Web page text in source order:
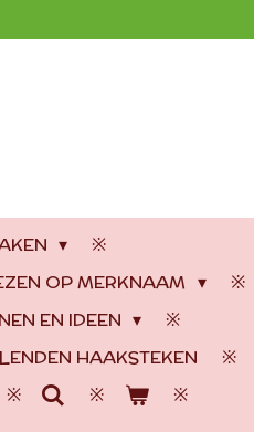
OP MERKNAAM
EN IDEEN
HAAKSTEKEN